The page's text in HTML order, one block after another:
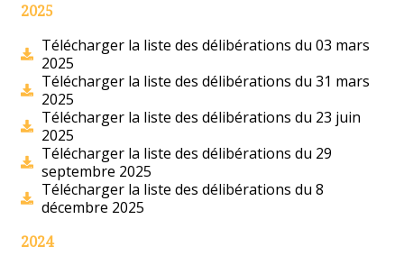
2025
Télécharger la liste des délibérations du 03 mars
2025
Télécharger la liste des délibérations du 31 mars
2025
Télécharger la liste des délibérations du 23 juin
2025
Télécharger la liste des délibérations du 29
septembre 2025
Télécharger la liste des délibérations du 8
décembre 2025
2024